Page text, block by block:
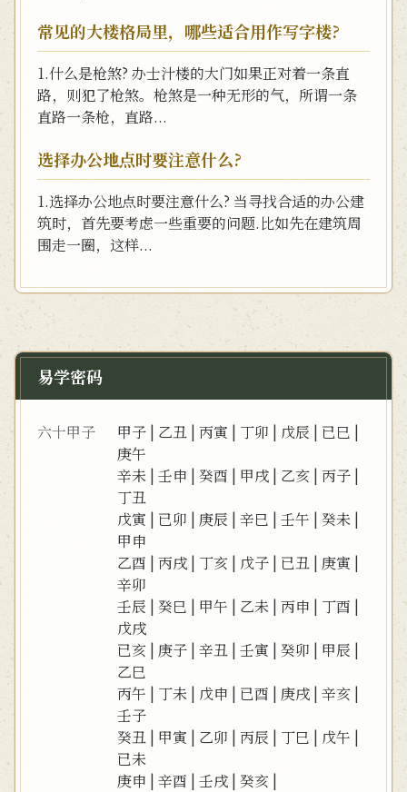
常见的大楼格局里，哪些适合用作写字楼?
1.什么是枪煞? 办士汁楼的大门如果正对着一条直
路，则犯了枪煞。枪煞是一种无形的气，所谓一条
直路一条枪，直路...
选择办公地点时要注意什么?
1.选择办公地点时要注意什么? 当寻找合适的办公建
筑时，首先要考虑一些重要的问题.比如先在建筑周
围走一圈，这样...
易学密码
六十甲子 甲子 | 乙丑 |丙寅 | 丁卯 | 戊辰 | 已巳 |
庚午
辛未 |壬申 |癸酉 | 甲戌 | 乙亥 |丙子 |
丁丑
戊寅 | 已卯 | 庚辰 |辛巳 |壬午 |癸未 |
甲申
乙酉 |丙戌 | 丁亥 | 戊子 | 已丑 | 庚寅 |
辛卯
壬辰 |癸巳 | 甲午 | 乙未 |丙申 | 丁酉 |
戊戌
已亥 | 庚子 |辛丑 |壬寅 |癸卯 | 甲辰 |
乙巳
丙午 | 丁未 | 戊申 | 已酉 | 庚戌 |辛亥 |
壬子
癸丑 | 甲寅 | 乙卯 |丙辰 | 丁巳 | 戊午 |
已未
庚申 |辛酉 |壬戌 |癸亥 |